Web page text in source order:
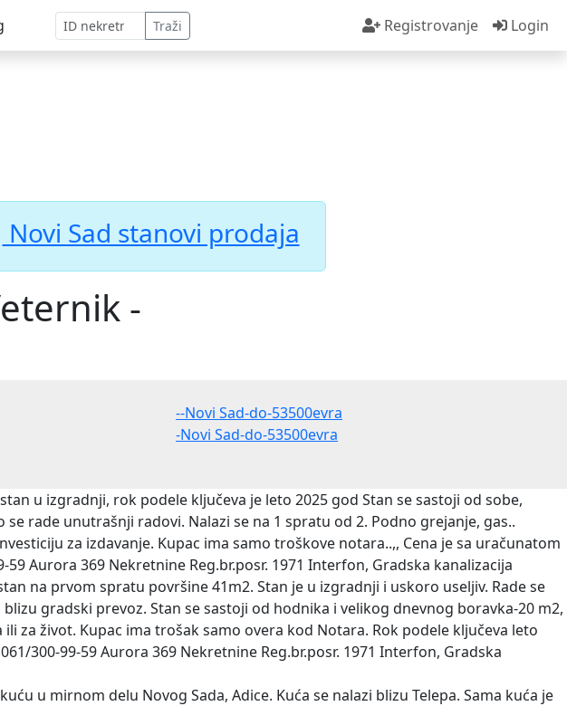
Traži Registrovanje Login
Novi Sad stanovi prodaja
-
--Novi Sad-do-53500evra
-Novi Sad-do-53500evra
u izgradnji, rok podele ključeva je leto 2025 god Stan se sastoji od sobe,
rade unutrašnji radovi. Nalazi se na 1 spratu od 2. Podno grejanje, gas..
za izdavanje. Kupac ima samo troškove notara..,, Cena je sa uračunatom
Aurora 369 Nekretnine Reg.br.posr. 1971 Interfon, Gradska kanalizacija
na prvom spratu površine 41m2. Stan je u izgradnji i uskoro useljiv. Rade se
gradski prevoz. Stan se sastoji od hodnika i velikog dnevnog boravka-20 m2,
za život. Kupac ima trošak samo overa kod Notara. Rok podele ključeva leto
300-99-59 Aurora 369 Nekretnine Reg.br.posr. 1971 Interfon, Gradska
u mirnom delu Novog Sada, Adice. Kuća se nalazi blizu Telepa. Sama kuća je